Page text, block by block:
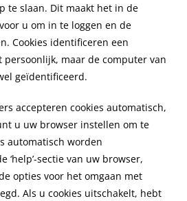
te slaan. Dit maakt het in de
u om in te loggen en de
Cookies identificeren een
maar de computer van
geïdentificeerd.
accepteren cookies automatisch,
u uw browser instellen om te
automatisch worden
‘help’-sectie van uw browser,
opties voor het omgaan met
Als u cookies uitschakelt, hebt